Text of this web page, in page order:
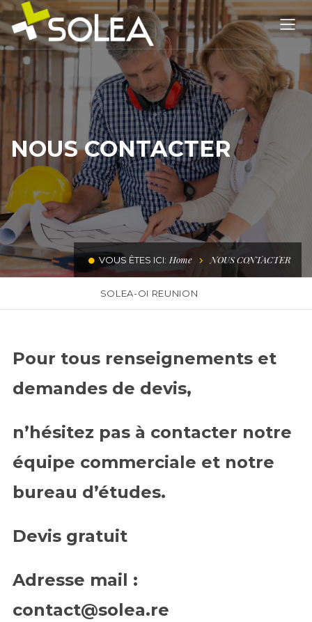
NOUS CONTACTER
VOUS ÊTES ICI: Home NOUS CONTACTER
SOLEA-OI REUNION
Pour tous renseignements et
demandes de devis,
n’hésitez pas à contacter notre
équipe commerciale et notre
bureau d’études.
Devis gratuit
Adresse mail :
contact@solea.re